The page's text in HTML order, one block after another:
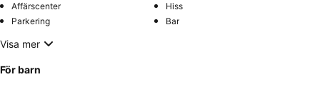
Affärscenter
Hiss
Parkering
Bar
Visa mer
För barn